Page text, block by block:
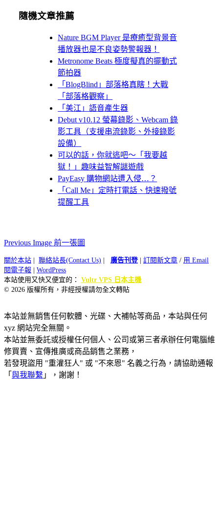
隨機文章推薦
Nature BGM Player 是療癒型背景音
播放器也是不良姿勢警報器！
Metronome Beats 極度擬真的擺動式
節拍器
「BlogBlind」部落格真瞎！大戰
「部落格觀察」
「美江」語音產生器
Debut v10.12 螢幕錄影、Webcam 錄
影工具（支援串流錄影、外接錄影
設備）
可以的話，你就逃吧～「我要越
獄！」趣味益智解謎遊戲
PayEasy 購物網站遭入侵…？
「Call Me」定時打電話、快速撥號
提醒工具
Previous Image 前一張圖
關於本站 聯絡站長(Contact Us) 廣告刊登| 訂閱新文章 / 用 Email
閱電子報
WordPress
本站使用又快又便宜的： Vultr VPS 日本主機
© 2026 版權所有，非經授權請勿全文轉貼
本站並無銷售任何軟體、光碟、大補帖等商品，本站與任何
xyz 網站完全無關。
本站並無委託或授權任何個人、公司或第三者承辦任何電腦維
修買賣、宣傳推廣或商品銷售之業務，
若發現盜用 "重灌狂人" 或 "不來恩" 名義之行為，請協助通報
「 與我聯繫 」，謝謝！